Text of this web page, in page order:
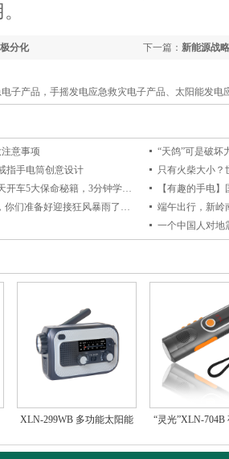
下一篇： 新能源战
分化
子产品，手摇发电应急救灾电子产品、太阳能发
机、可充电LED手电筒收音机、多功能汽车安全锤
意事项
指手电筒创意设计
只有火柴大小
暴雨袭来，老司机雨天开车5大保命秘籍，3分钟学会！
台风“苗柏”即将到来，你们准备好迎接狂风暴雨了吗？
一个中国人对地
XLN-299WB 多功能太阳能
“灵光”XLN-704B